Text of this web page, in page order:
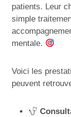
patients. Leur
simple
mentale.
Voici les
peuvent